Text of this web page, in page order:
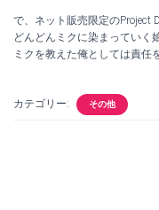
で、ネット販売限定のProject
どんどんミクに染まっていく
ミクを教えた俺としては責任
カテゴリー: その他